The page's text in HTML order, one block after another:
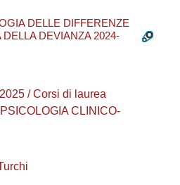
DELLE DIFFERENZE
DEVIANZA 2024-
/ Corsi di laurea
CLINICO-